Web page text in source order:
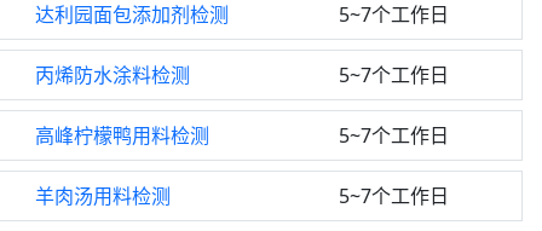
达利园面包添加剂检测 5~7个工作日
丙烯防水涂料检测 5~7个工作日
高峰柠檬鸭用料检测 5~7个工作日
羊肉汤用料检测 5~7个工作日